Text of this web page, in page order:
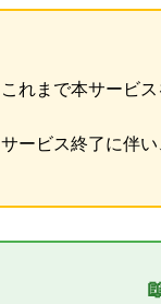
これまで本サービ
サービス終了に伴